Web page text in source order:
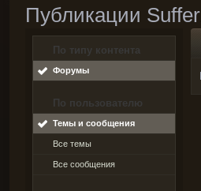
Публикации
По типу контента
Форумы
По пользователю
Темы и сообщения
Все темы
Все сообщения